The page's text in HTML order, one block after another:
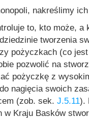
nakreślimy ich
to, kto może, a
tworzenia
pożyczkach (co
pozwolić na
pożyczkę z
nagięcia swoich
(zob. sek. J.5.11).
Kraju Basków